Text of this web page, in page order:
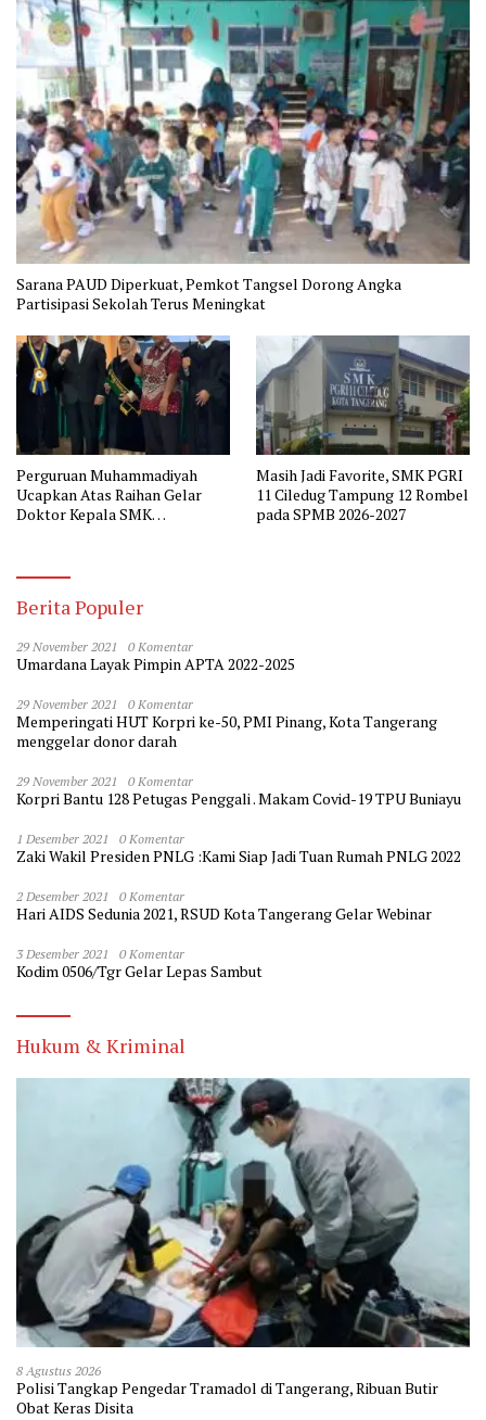
Sarana PAUD Diperkuat, Pemkot Tangsel Dorong Angka
Partisipasi Sekolah Terus Meningkat
Perguruan Muhammadiyah
Ucapkan Atas Raihan Gelar
Doktor Kepala SMK
Masih Jadi Favorite, SMK PGRI
11 Ciledug Tampung 12 Rombel
pada SPMB 2026-2027
Berita Populer
29 November 2021 0 Komentar
Umardana Layak Pimpin APTA 2022-2025
29 November 2021 0 Komentar
Memperingati HUT Korpri ke-50, PMI Pinang, Kota Tangerang
menggelar donor darah
29 November 2021 0 Komentar
Korpri Bantu 128 Petugas Penggali . Makam Covid-19 TPU Buniayu
1 Desember 2021 0 Komentar
Zaki Wakil Presiden PNLG :Kami Siap Jadi Tuan Rumah PNLG 2022
2 Desember 2021 0 Komentar
Hari AIDS Sedunia 2021, RSUD Kota Tangerang Gelar Webinar
3 Desember 2021 0 Komentar
Kodim 0506/Tgr Gelar Lepas Sambut
Hukum & Kriminal
8 Agustus 2026
Polisi Tangkap Pengedar Tramadol di Tangerang, Ribuan Butir
Obat Keras Disita